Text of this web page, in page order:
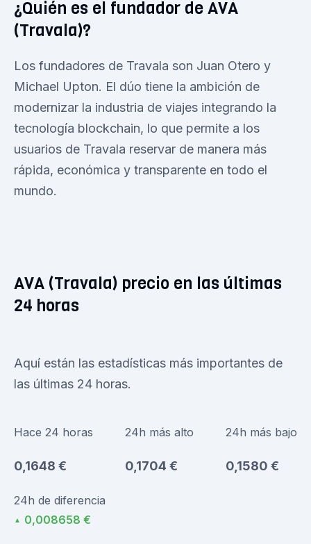
¿Quién es el fundador de AVA
(Travala)?
Los fundadores de Travala son Juan Otero y
Michael Upton. El dúo tiene la ambición de
modernizar la industria de viajes integrando la
tecnología blockchain, lo que permite a los
usuarios de Travala reservar de manera más
rápida, económica y transparente en todo el
mundo.
AVA (Travala) precio en las últimas
24 horas
Aquí están las estadísticas más importantes de
las últimas 24 horas.
Hace 24 horas
0,1648 €
24h más alto
0,1704 €
24h más bajo
0,1580 €
24h de diferencia
▲ 0,008658 €